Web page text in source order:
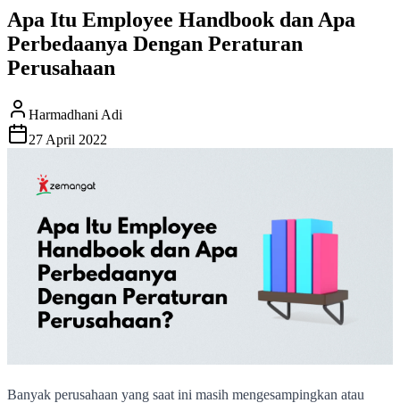
Apa Itu Employee Handbook dan Apa
Perbedaanya Dengan Peraturan
Perusahaan
Harmadhani Adi
27 April 2022
Banyak perusahaan yang saat ini masih mengesampingkan atau